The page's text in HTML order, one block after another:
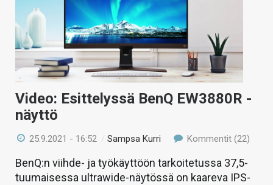
Video: Esittelyssä BenQ EW3880R -
näyttö
25.9.2021 - 16:52 /Sampsa Kurri Kommentit (22)
BenQ:n viihde- ja työkäyttöön tarkoitetussa 37,5-
tuumaisessa ultrawide-näytössä on kaareva IPS-